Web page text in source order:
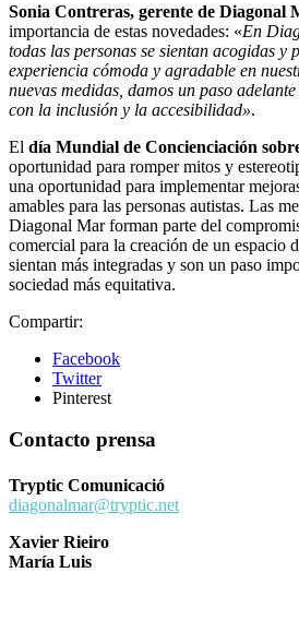
Sonia Contreras, gerente de Diagonal
importancia de estas novedades: «En
todas las personas se sientan acogidas y
experiencia cómoda y agradable en
nuevas medidas, damos un paso
con la inclusión y la accesibilidad».
El día Mundial de Concienciación
oportunidad para romper mitos y
una oportunidad para implementar
amables para las personas autistas. Las
Diagonal Mar forman parte del
comercial para la creación de un espacio
sientan más integradas y son un paso
sociedad más equitativa.
Compartir:
Facebook
Twitter
Pinterest
Contacto prensa
Tryptic Comunicació
diagonalmar@tryptic.net
Xavier Rieiro
María Luis